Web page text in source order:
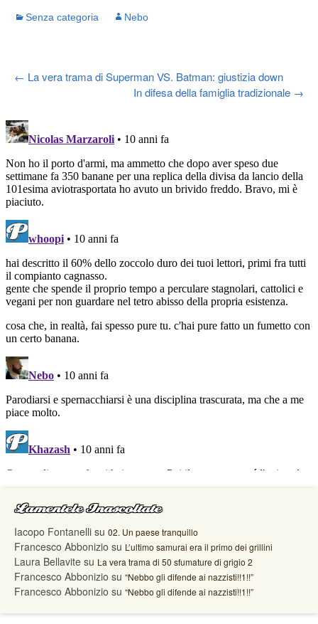
Senza categoria Nebo
Post
navigation
← La vera trama di Superman VS. Batman: giustizia down
In difesa della famiglia tradizionale →
Lamentele Inascoltate
Iacopo Fontanelli su 02. Un paese tranquillo
Francesco Abbonizio su L’ultimo samurai era il primo dei grillini
Laura Bellavite su La vera trama di 50 sfumature di grigio 2
Francesco Abbonizio su “Nebbo gli difende ai nazzisti!!1!!”
Francesco Abbonizio su “Nebbo gli difende ai nazzisti!!1!!”